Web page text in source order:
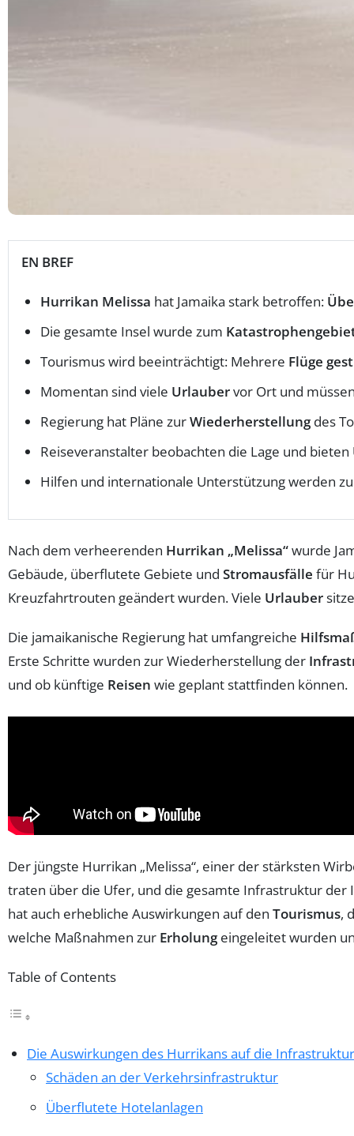
EN BREF
Hurrikan Melissa hat Jamaika stark betroffen:
Die gesamte Insel wurde zum
Tourismus wird beeinträchtigt: Mehrere Flüge
Momentan sind viele Urlaubervor Ort und
Regierung hat Pläne zurWiederherstellungdes
Reiseveranstalter beobachten die Lage und bieten
Hilfen und internationale Unterstützung werden
Nach dem verheerenden Hurrikan „Melissa“wurde
Gebäude, überflutete Gebiete und Stromausfälle für
Kreuzfahrtrouten geändert wurden. Viele Urlauber
Die jamaikanische Regierung hat umfangreiche
Erste Schritte wurden zur Wiederherstellung der
und ob künftige Reisen wie geplant stattfinden können.
Der jüngste Hurrikan „Melissa“, einer der stärksten
traten über die Ufer, und die gesamte Infrastruktur der
hat auch erhebliche Auswirkungen auf den Tourismus,
welche Maßnahmen zur Erholungeingeleitet wurden
Table of Contents
Die Auswirkungen des Hurrikans auf die Infrastruktur
Schäden an der Verkehrsinfrastruktur
Überflutete Hotelanlagen